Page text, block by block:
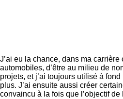
J’ai eu la chance, dans ma
automobiles, d’être au milieu de
projets, et j’ai toujours utilisé à
plus. J’ai ensuite aussi créer
convaincu à la fois que l’objectif de